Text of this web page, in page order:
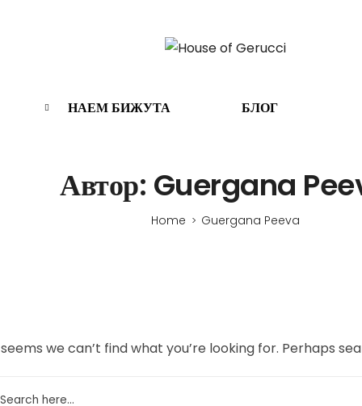
НАЕМ БИЖУТА БЛОГ
Автор: Guergana
Home > Guergana Peeva
we can’t find what you’re looking for. Perhaps